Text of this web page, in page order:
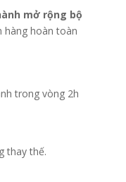
mở rộng bộ
hàng hoàn toàn
trong vòng 2h
thay thế.